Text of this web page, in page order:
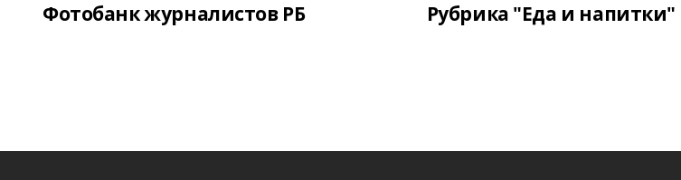
Фотобанк журналистов РБ Рубрика "Еда и напитки"